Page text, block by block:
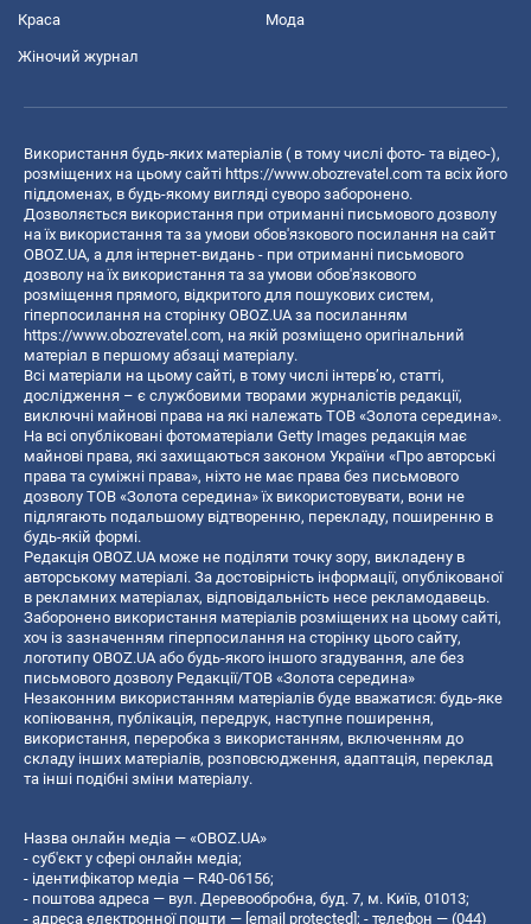
Краса Мода
Жіночий журнал
Використання будь-яких матеріалів ( в тому числі фото- та відео-),
розміщених на цьому сайті https://www.obozrevatel.com та всіх його
піддоменах, в будь-якому вигляді суворо заборонено.
Дозволяється використання при отриманні письмового дозволу
на їх використання та за умови обов'язкового посилання на сайт
OBOZ.UA, а для інтернет-видань - при отриманні письмового
дозволу на їх використання та за умови обов'язкового
розміщення прямого, відкритого для пошукових систем,
гіперпосилання на сторінку OBOZ.UA за посиланням
https://www.obozrevatel.com, на якій розміщено оригінальний
матеріал в першому абзаці матеріалу.
Всі матеріали на цьому сайті, в тому числі інтерв’ю, статті,
дослідження – є службовими творами журналістів редакції,
виключні майнові права на які належать ТОВ «Золота середина».
На всі опубліковані фотоматеріали Getty Images редакція має
майнові права, які захищаються законом України «Про авторські
права та суміжні права», ніхто не має права без письмового
дозволу ТОВ «Золота середина» їх використовувати, вони не
підлягають подальшому відтворенню, перекладу, поширенню в
будь-якій формі.
Редакція OBOZ.UA може не поділяти точку зору, викладену в
авторському матеріалі. За достовірність інформації, опублікованої
в рекламних матеріалах, відповідальність несе рекламодавець.
Заборонено використання матеріалів розміщених на цьому сайті,
хоч із зазначенням гіперпосилання на сторінку цього сайту,
логотипу OBOZ.UA або будь-якого іншого згадування, але без
письмового дозволу Редакції/ТОВ «Золота середина»
Незаконним використанням матеріалів буде вважатися: будь-яке
копiювання, публiкацiя, передрук, наступне поширення,
використання, переробка з використанням, включенням до
складу інших матеріалів, розповсюдження, адаптація, переклад
та інші подібні зміни матеріалу.
Назва онлайн медіа — «OBOZ.UA»
- суб'єкт у сфері онлайн медіа;
- ідентифікатор медіа — R40-06156;
- поштова адреса — вул. Деревообробна, буд. 7, м. Київ, 01013;
- адреса електронної пошти — [email protected]; - телефон — (044)